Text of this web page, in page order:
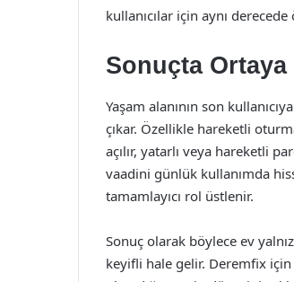
kullanıcılar için aynı derecede
Sonuçta Ortaya
Yaşam alanının son
çıkar. Özellikle hareketli
açılır, yatarlı veya hareketli
vaadini günlük kullanımda
tamamlayıcı rol üstlenir.
Sonuç olarak böylece ev
keyifli hale gelir. Deremfix